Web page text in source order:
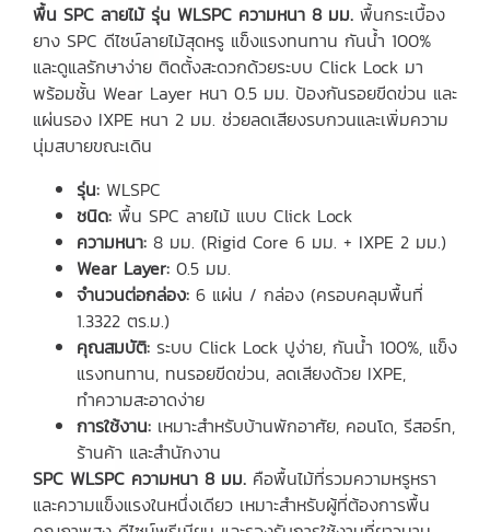
พื้น SPC ลายไม้ รุ่น WLSPC ความหนา 8 มม. พื้นกระเบื้อง
ยาง SPC ดีไซน์ลายไม้สุดหรู แข็งแรงทนทาน กันน้ำ 100%
และดูแลรักษาง่าย ติดตั้งสะดวกด้วยระบบ Click Lock มา
พร้อมชั้น Wear Layer หนา 0.5 มม. ป้องกันรอยขีดข่วน และ
แผ่นรอง IXPE หนา 2 มม. ช่วยลดเสียงรบกวนและเพิ่มความ
นุ่มสบายขณะเดิน
รุ่น: WLSPC
ชนิด: พื้น SPC ลายไม้ แบบ Click Lock
ความหนา: 8 มม. (Rigid Core 6 มม. + IXPE 2 มม.)
Wear Layer: 0.5 มม.
จำนวนต่อกล่อง: 6 แผ่น / กล่อง (ครอบคลุมพื้นที่
1.3322 ตร.ม.)
คุณสมบัติ: ระบบ Click Lock ปูง่าย, กันน้ำ 100%, แข็ง
แรงทนทาน, ทนรอยขีดข่วน, ลดเสียงด้วย IXPE,
ทำความสะอาดง่าย
การใช้งาน: เหมาะสำหรับบ้านพักอาศัย, คอนโด, รีสอร์ท,
ร้านค้า และสำนักงาน
SPC WLSPC ความหนา 8 มม. คือพื้นไม้ที่รวมความหรูหรา
และความแข็งแรงในหนึ่งเดียว เหมาะสำหรับผู้ที่ต้องการพื้น